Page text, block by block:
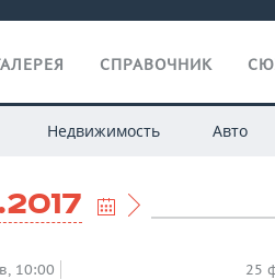
СПРАВОЧНИК
Недвижимость Авто
10:00 25